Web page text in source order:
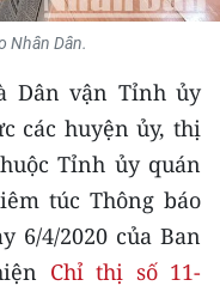
Nhân Dân.
Dân vận Tỉnh ủy
các huyện ủy, thị
Tỉnh ủy quán
túc Thông báo
6/4/2020 của Ban
Chỉ thị số 11-